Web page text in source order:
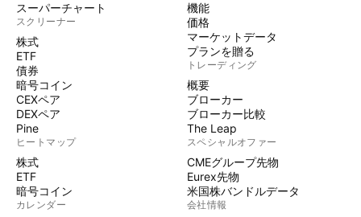
スーパーチャート
スクリーナー
株式
ETF
債券
暗号コイン
CEXペア
DEXペア
Pine
ヒートマップ
株式
ETF
暗号コイン
カレンダー
機能
価格
マーケットデータ
プランを贈る
トレーディング
概要
ブローカー
ブローカー比較
The Leap
スペシャルオファー
CMEグループ先物
Eurex先物
米国株バンドルデータ
会社情報